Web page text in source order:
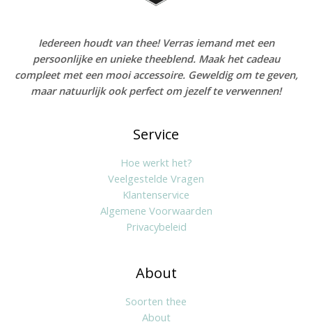
Iedereen houdt van thee! Verras iemand met een
persoonlijke en unieke theeblend. Maak het cadeau
compleet met een mooi accessoire. Geweldig om te geven,
maar natuurlijk ook perfect om jezelf te verwennen!
Service
Hoe werkt het?
Veelgestelde Vragen
Klantenservice
Algemene Voorwaarden
Privacybeleid
About
Soorten thee
About